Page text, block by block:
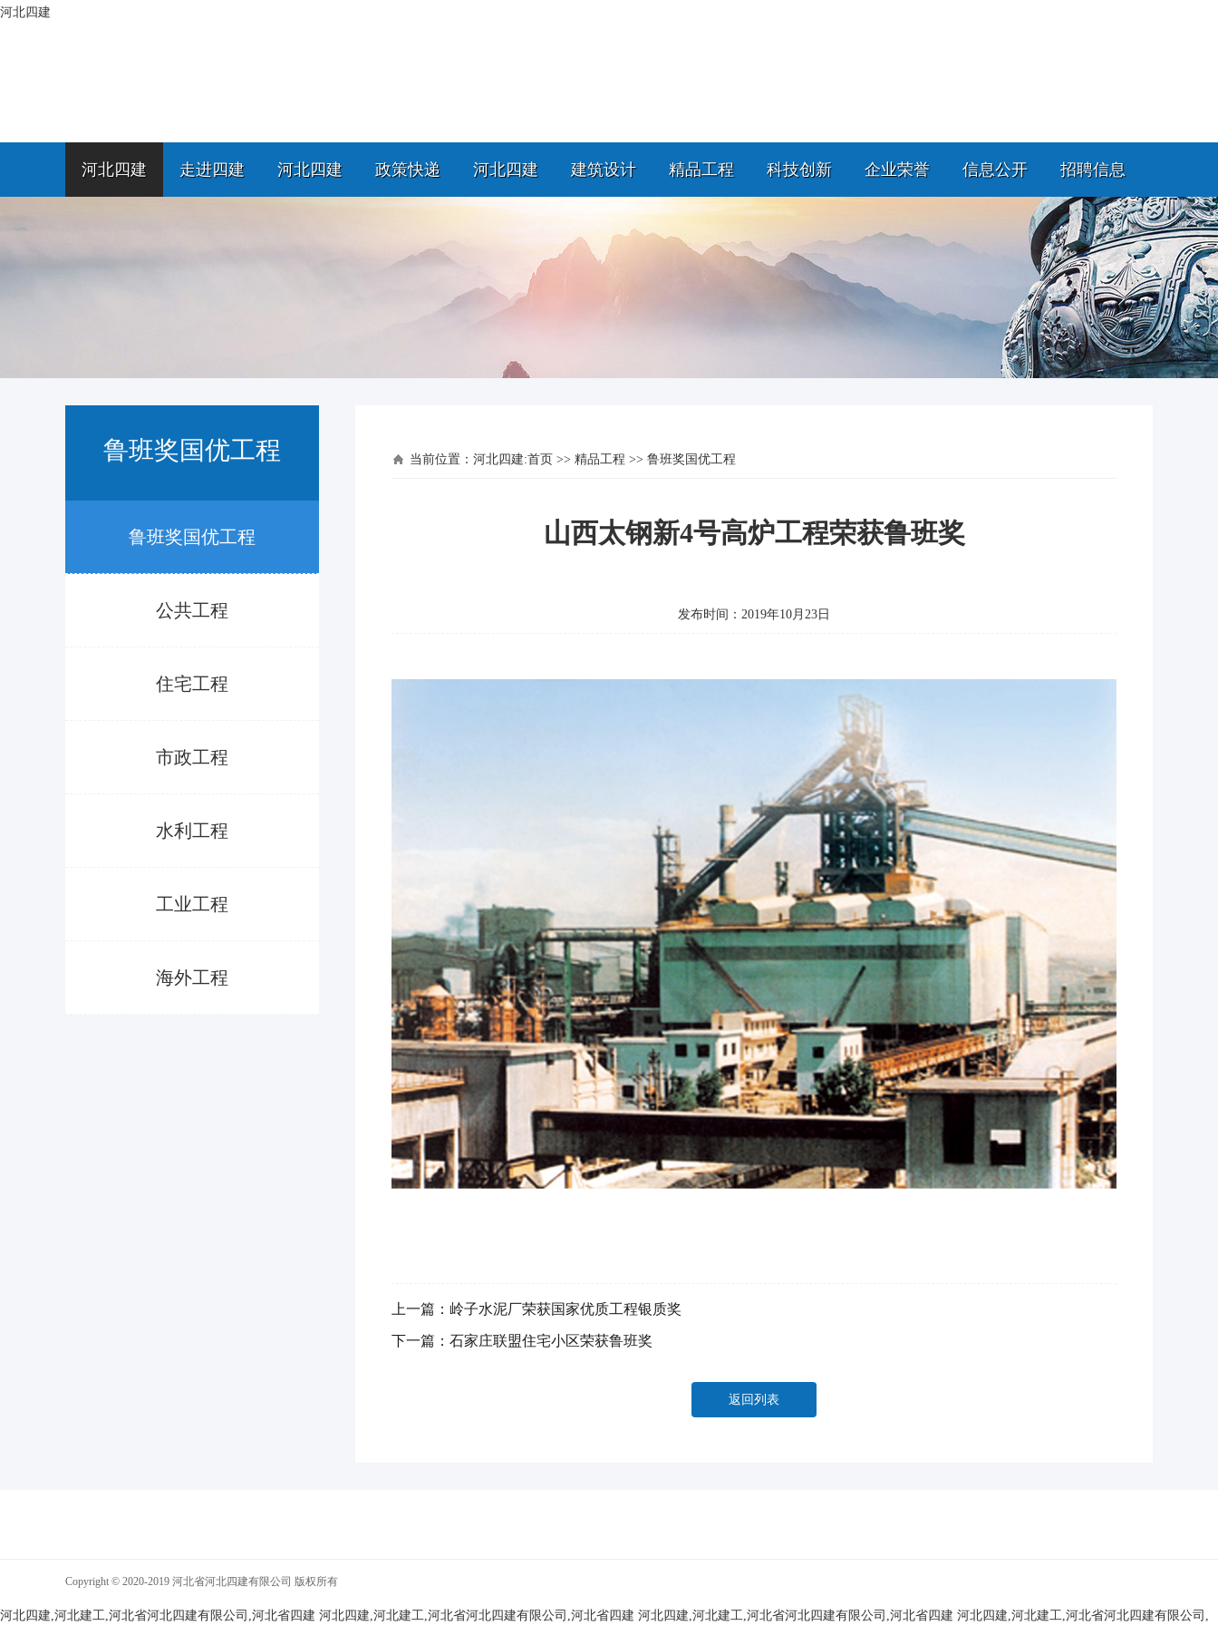
河北四建
河北四建 走进四建 河北四建 政策快递 河北四建 建筑设计 精品工程 科技创新 企业荣誉 信息公开 招聘信息
鲁班奖国优工程
鲁班奖国优工程
公共工程
住宅工程
市政工程
水利工程
工业工程
海外工程
当前位置： 河北四建:首页 >> 精品工程 >> 鲁班奖国优工程
山西太钢新4号高炉工程荣获鲁班奖
发布时间：2019年10月23日
上一篇： 岭子水泥厂荣获国家优质工程银质奖
下一篇： 石家庄联盟住宅小区荣获鲁班奖
返回列表
Copyright © 2020-2019 河北省河北四建有限公司 版权所有
河北四建,河北建工,河北省河北四建有限公司,河北省四建 河北四建,河北建工,河北省河北四建有限公司,河北省四建 河北四建,河北建工,河北省河北四建有限公司,河北省四建 河北四建,河北建工,河北省河北四建有限公司,